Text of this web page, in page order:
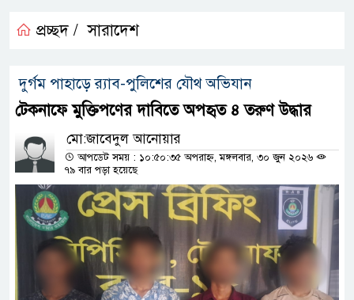
প্রচ্ছদ / সারাদেশ
দুর্গম পাহাড়ে র‌্যাব-পুলিশের যৌথ অভিযান
টেকনাফে মুক্তিপণের দাবিতে অপহৃত ৪ তরুণ উদ্ধার
মো:জাবেদুল আনোয়ার
আপডেট সময় : ১০:৫০:৩৫ অপরাহ্ন, মঙ্গলবার, ৩০ জুন ২০২৬
৭৯ বার পড়া হয়েছে